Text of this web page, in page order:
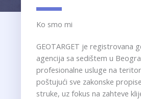
Ko smo mi​
GEOTARGET je registrovana
agencija sa sedištem u
profesionalne usluge na
poštujući sve zakonske
struke, uz fokus na zahteve